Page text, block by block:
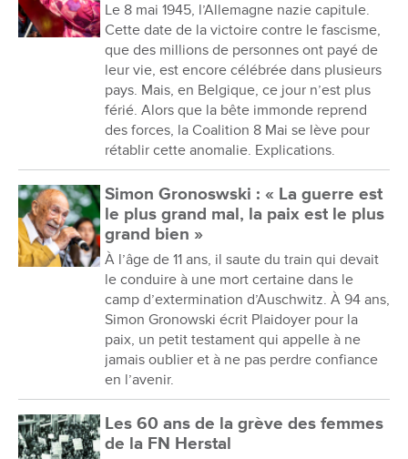
Le 8 mai 1945, l’Allemagne nazie capitule.
Cette date de la victoire contre le fascisme,
que des millions de personnes ont payé de
leur vie, est encore célébrée dans plusieurs
pays. Mais, en Belgique, ce jour n’est plus
férié. Alors que la bête immonde reprend
des forces, la Coalition 8 Mai se lève pour
rétablir cette anomalie. Explications.
Simon Gronoswski : « La guerre est
le plus grand mal, la paix est le plus
grand bien »
À l’âge de 11 ans, il saute du train qui devait
le conduire à une mort certaine dans le
camp d’extermination d’Auschwitz. À 94 ans,
Simon Gronowski écrit Plaidoyer pour la
paix, un petit testament qui appelle à ne
jamais oublier et à ne pas perdre confiance
en l’avenir.
Les 60 ans de la grève des femmes
de la FN Herstal